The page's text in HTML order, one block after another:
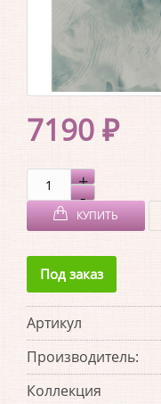
7190 ₽
КУПИТЬ
Под заказ
Артикул
Производитель:
Коллекция